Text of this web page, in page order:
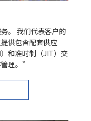
。 我们代表客户的
供包含配套供应
和准时制（JIT）交
理。”